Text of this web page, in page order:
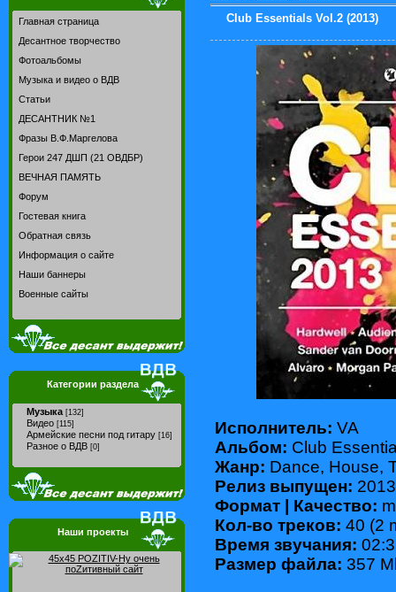
Главная страница
Десантное творчество
Фотоальбомы
Музыка и видео о ВДВ
Статьи
ДЕСАНТНИК №1
Фразы В.Ф.Маргелова
Герои 247 ДШП (21 ОВДБР)
ВЕЧНАЯ ПАМЯТЬ
Форум
Гостевая книга
Обратная связь
Информация о сайте
Наши баннеры
Военные сайты
Категории раздела
Музыка [132]
Видео [115]
Армейские песни под гитару [16]
Разное о ВДВ [0]
Наши проекты
Club Essentials Vol.2 (2013)
Исполнитель: VA
Альбом: Club
Жанр: Dance, House,
Релиз выпущен: 2013
Формат | Качество:
Кол-во треков: 40 (2
Время звучания:
Размер файла: 357